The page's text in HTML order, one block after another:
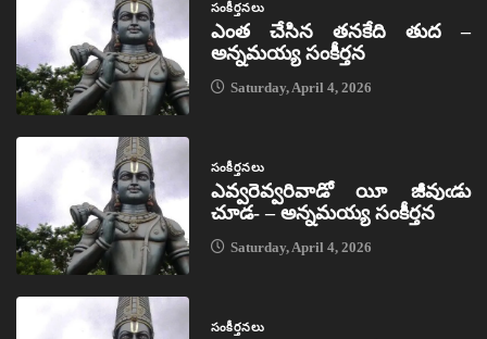
సంకీర్తనలు
ఎంత చేసిన తనకేది తుద –
అన్నమయ్య సంకీర్తన
Saturday, April 4, 2026
సంకీర్తనలు
ఎవ్వరెవ్వరివాడో యీ జీవుఁడు
చూడ- – అన్నమయ్య సంకీర్తన
Saturday, April 4, 2026
సంకీర్తనలు